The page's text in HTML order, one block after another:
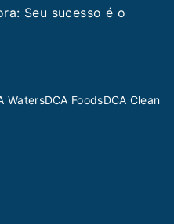
Seu sucesso é o
WatersDCA FoodsDCA Clean